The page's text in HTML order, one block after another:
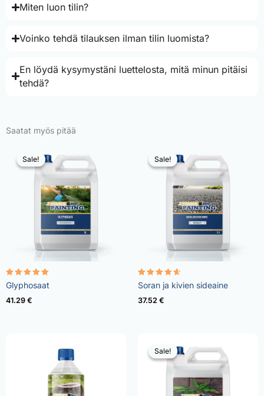
Miten luon tilin?
Voinko tehdä tilauksen ilman tilin luomista?
En löydä kysymystäni luettelosta, mitä minun pitäisi
tehdä?
Saatat myös pitää
Sale!
Sale!
Rated
4.96
out of 5
Glyphosaat
41.29 €
Sale!
Sale!
Rated
4.57
out of 5
Soran ja kivien sideaine
37.52 €
Sale!
Sale!